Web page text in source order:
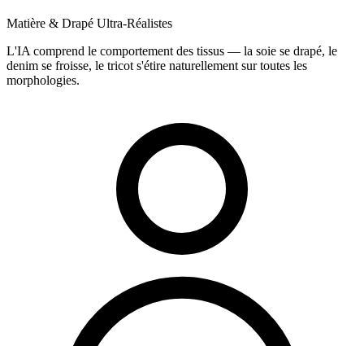
Matière & Drapé Ultra-Réalistes
L'IA comprend le comportement des tissus — la soie se drapé, le
denim se froisse, le tricot s'étire naturellement sur toutes les
morphologies.